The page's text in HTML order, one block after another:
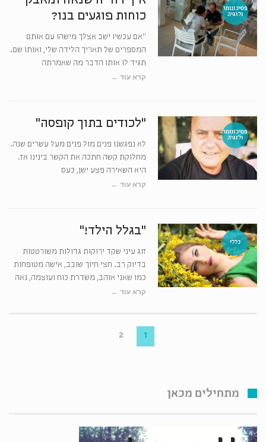
פסיכונומר
ולוגיה
כוחות פוגעים בנו?
"אם עכשיו ישב אצלך מישהו עם אותם
המספרים של תאריך הלידה שלי, ואותו שם.
תגיד לו אותו הדבר מה שאמרתה
קרא עוד ←
פסיכונומר
ולוגיה
"לכודים בתוך קופסה"
לא נפגשנו פנים מול פנים מעל עשרים שנה.
מחלוקת קשה חתכה את הקשר בינינו אז.
היא השאירה פצע ישן, כעס
קרא עוד ←
כללי
"בגלל הילד!"
זוג עיני שקד ירוקות גדולות משורטטות
בדיוק רב. חצי חיוך שובב, אישה מטופחות
כמו שאני אוהב, משדרת כוח ועוצמה, נאה
קרא עוד ←
1
2
מתחילים מכאן